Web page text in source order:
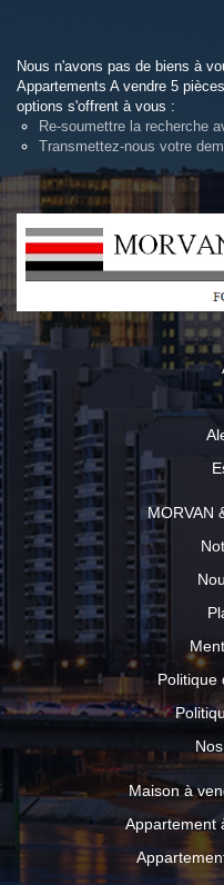
Nous n'avons pas de biens à
Appartements A vendre 5
options s'offrent à vous :
Re-soumettre la recherche
Transmettez-nous votre
MORVAN
Politique
Maison à
Appartement